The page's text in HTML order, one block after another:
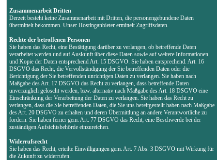
Zusammenarbeit Dritten
Derzeit besteht keine Zusammenarbeit mit Dritten, die personengebundene Daten
übermittelt bekommen. Unser Hostinganbieter ermittelt Zugriffsdaten.
Rechte der betroffenen Personen
Sie haben das Recht, eine Bestätigung darüber zu verlangen, ob betreffende Daten
verarbeitet werden und auf Auskunft über diese Daten sowie auf weitere Informationen
und Kopie der Daten entsprechend Art. 15 DSGVO. Sie haben entsprechend. Art. 16
DSGVO das Recht, die Vervollständigung der Sie betreffenden Daten oder die
Berichtigung der Sie betreffenden unrichtigen Daten zu verlangen. Sie haben nach
Maßgabe des Art. 17 DSGVO das Recht zu verlangen, dass betreffende Daten
unverzüglich gelöscht werden, bzw. alternativ nach Maßgabe des Art. 18 DSGVO eine
Einschränkung der Verarbeitung der Daten zu verlangen. Sie haben das Recht zu
verlangen, dass die Sie betreffenden Daten, die Sie uns bereitgestellt haben nach Maßgabe
des Art. 20 DSGVO zu erhalten und deren Übermittlung an andere Verantwortliche zu
fordern. Sie haben ferner gem. Art. 77 DSGVO das Recht, eine Beschwerde bei der
zuständigen Aufsichtsbehörde einzureichen.
Widerrufsrecht
Sie haben das Recht, erteilte Einwilligungen gem. Art. 7 Abs. 3 DSGVO mit Wirkung für
die Zukunft zu widerrufen.